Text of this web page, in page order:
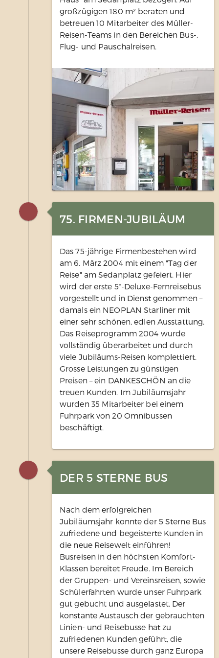
großzügigen 180 m² beraten und
betreuen 10 Mitarbeiter des Müller-
Reisen-Teams in den Bereichen Bus-,
Flug- und Pauschalreisen.
75. FIRMEN-JUBILÄUM
Das 75-jährige Firmenbestehen wird
am 6. März 2004 mit einem "Tag der
Reise" am Sedanplatz gefeiert. Hier
wird der erste 5*-Deluxe-Fernreisebus
vorgestellt und in Dienst genommen –
damals ein NEOPLAN Starliner mit
einer sehr schönen, edlen Ausstattung.
Das Reiseprogramm 2004 wurde
vollständig überarbeitet und durch
viele Jubiläums-Reisen komplettiert.
Grosse Leistungen zu günstigen
Preisen – ein DANKESCHÖN an die
treuen Kunden. Im Jubiläumsjahr
wurden 35 Mitarbeiter bei einem
Fuhrpark von 20 Omnibussen
beschäftigt.
DER 5 STERNE BUS
Nach dem erfolgreichen
Jubiläumsjahr konnte der 5 Sterne Bus
zufriedene und begeisterte Kunden in
die neue Reisewelt einführen!
Busreisen in den höchsten Komfort-
Klassen bereitet Freude. Im Bereich
der Gruppen- und Vereinsreisen, sowie
Schülerfahrten wurde unser Fuhrpark
gut gebucht und ausgelastet. Der
konstante Austausch der gebrauchten
Linien- und Reisebusse hat zu
zufriedenen Kunden geführt, die
unsere Reisebusse durch ganz Europa